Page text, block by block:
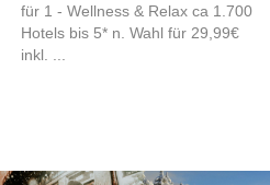
für 1 - Wellness & Relax ca 1.700
Hotels bis 5* n. Wahl für 29,99€
inkl. ...